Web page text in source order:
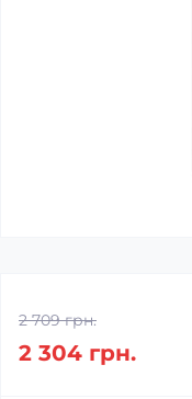
2 709 грн.
2 304 грн.